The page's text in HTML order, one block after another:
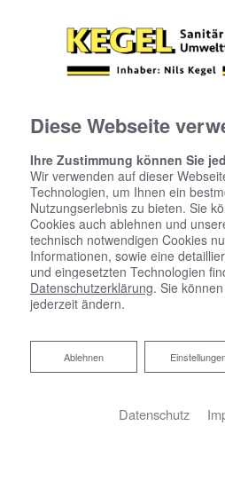
Hygienisch,
Diese Webseite
Ihre Zustimmung können Sie
Wir verwenden auf dieser
Technologien, um Ihnen ein
Nutzungserlebnis zu bieten. Sie
Cookies auch ablehnen und
technisch notwendigen Cookies
Informationen, sowie eine
und eingesetzten Technologien
Datenschutzerklärung. Sie
jederzeit ändern.
Ablehnen
Ablehnen
Datenschutz